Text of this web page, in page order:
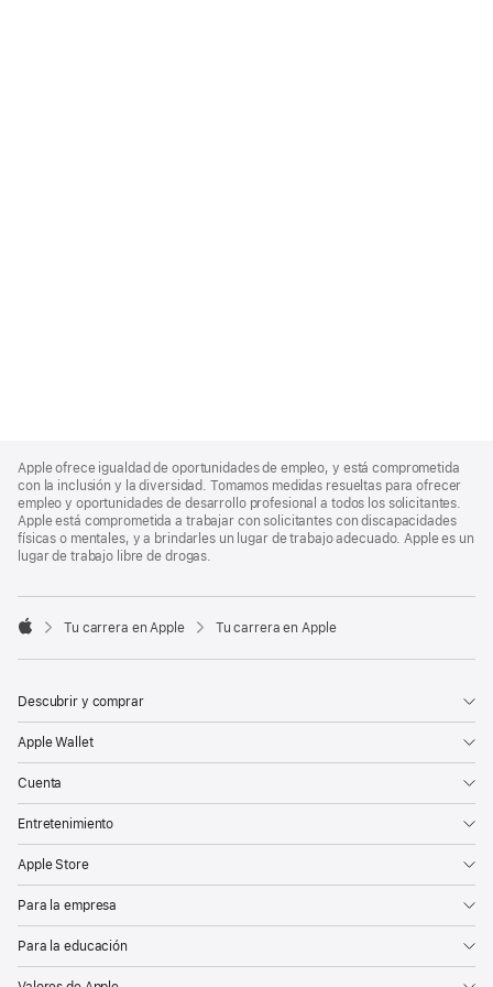
Footer
Apple ofrece igualdad de oportunidades de empleo, y está comprometida
con la inclusión y la diversidad. Tomamos medidas resueltas para ofrecer
empleo y oportunidades de desarrollo profesional a todos los solicitantes.
Apple está comprometida a trabajar con solicitantes con discapacidades
físicas o mentales, y a brindarles un lugar de trabajo adecuado. Apple es un
lugar de trabajo libre de drogas.

Tu carrera en Apple Tu carrera en Apple
Descubrir y comprar
Apple Wallet
Cuenta
Entretenimiento
Apple Store
Para la empresa
Para la educación